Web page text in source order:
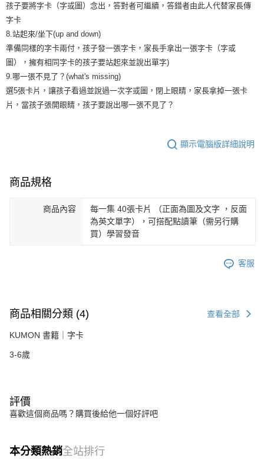
孩子要將字卡（字或圖）念出，答對者可繼續，答錯者由此人代替家長傳
字卡
8.站起來/坐下(up and down)
準備同樣的字卡兩付，孩子發一張字卡，家長手拿出一張字卡（字或
圖），擁有相同字卡的孩子要站起來並說出單字)
9.哪一張不見了？(what's missing)
選5張卡片，讓孩子看過並說過一次字或圖，閉上眼睛，家長拿掉一張卡
片，當孩子張開眼睛，孩子要說出哪一張不見了？
顯示電腦版詳細說明
商品規格
商品內容
每一集 40張卡片 （正面為圖及文字 ，反面
為英文單字），可搭配點讀筆（需另行購
買）學習發音
客服
商品相關分類 (4) 查看全部
KUMON 書籍｜字卡
3-6歲
評價
喜歡這個商品嗎？購買後給他一個好評吧
本分類熱銷全站排行